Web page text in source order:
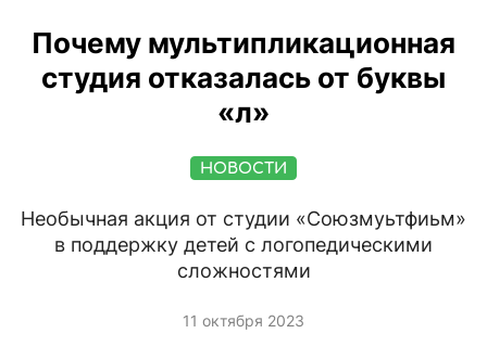
Почему мультипликационная
студия отказалась от буквы
«л»
НОВОСТИ
Необычная акция от студии «Союзмуьтфиьм»
в поддержку детей с логопедическими
сложностями
11 октября 2023